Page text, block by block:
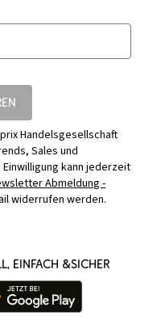
Handelsgesellschaft
Sales und
kann jederzeit
Abmeldung -
widerrufen werden.
EINFACH &SICHER